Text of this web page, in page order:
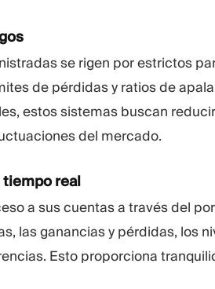
se rigen por estrictos
de pérdidas y ratios de
estos sistemas buscan
del mercado.
tiempo real
a sus cuentas a través del
las ganancias y pérdidas, los
Esto proporciona